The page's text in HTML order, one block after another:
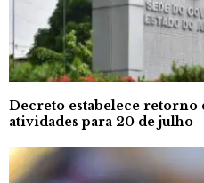
Decreto estabelece retorno
atividades para 20 de julho